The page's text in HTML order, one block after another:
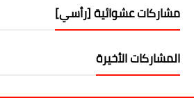
مشاركات عشوائية [رأسي]
المشاركات الأخيرة